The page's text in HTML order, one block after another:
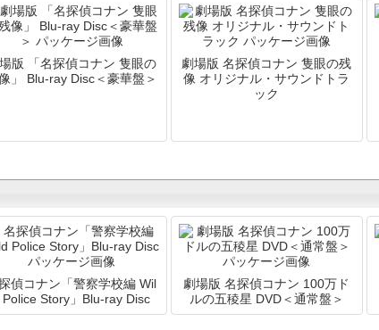
版 「名探偵コナン 隻眼の
」 Blu-ray Disc＜豪華盤＞
劇場版 名探偵コナン 隻眼の残
像 オリジナル・サウンドトラ
ック
偵コナン「警察学校編 Wil
Police Story」Blu-ray Disc
劇場版 名探偵コナン 100万ド
ルの五稜星 DVD＜通常盤＞